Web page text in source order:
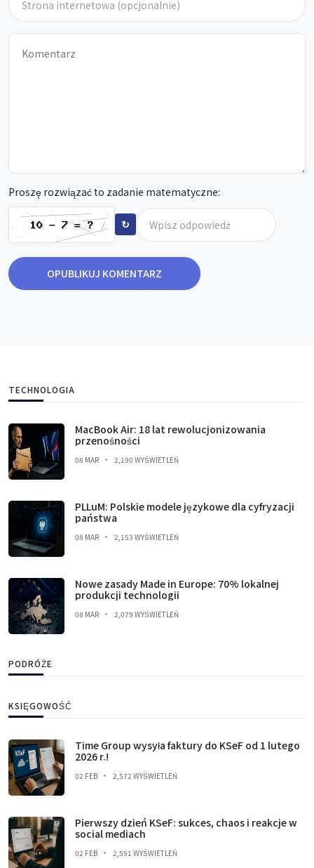
Proszę rozwiązać to zadanie matematyczne:
↻
OPUBLIKUJ KOMENTARZ
TECHNOLOGIA
MacBook Air: 18 lat rewolucjonizowania
przenośności
08 MAR 2,190 WYŚWIETLEŃ
PLLuM: Polskie modele językowe dla cyfryzacji
państwa
08 MAR 2,153 WYŚWIETLEŃ
Nowe zasady Made in Europe: 70% lokalnej
produkcji technologii
08 MAR 2,079 WYŚWIETLEŃ
PODRÓŻE
KSIĘGOWOŚĆ
Time Group wysyła faktury do KSeF od 1 lutego
2026 r.!
02 FEB 2,572 WYŚWIETLEŃ
Pierwszy dzień KSeF: sukces, chaos i reakcje w
social mediach
02 FEB 2,591 WYŚWIETLEŃ